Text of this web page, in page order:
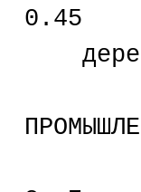
0.45